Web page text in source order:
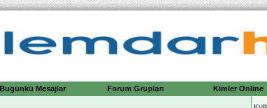
Bugünkü Mesajlar Forum Grupları Kimler Online